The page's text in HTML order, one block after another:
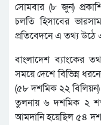
সোমবার (৮ জুন)
চলতি হিসাবের
প্রতিবেদনে এ তথ্য উঠে
বাংলাদেশ ব্যাংকের
সময়ে দেশে বিভিন্ন
(৫৮ দশমিক ২২
তুলনায় ৬ দশমিক ২
আমদানি হয়েছিল ৫৪